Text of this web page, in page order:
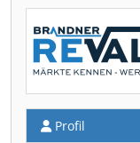
Profil